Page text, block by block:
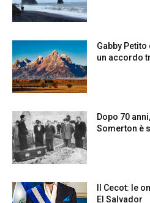
Gabby
un accordo
Dopo 70
Somerton è
Il Cecot: le
El Salvador